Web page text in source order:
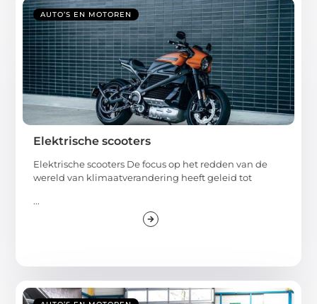
AUTO’S EN MOTOREN
Elektrische scooters
Elektrische scooters De focus op het redden van de
wereld van klimaatverandering heeft geleid tot
...